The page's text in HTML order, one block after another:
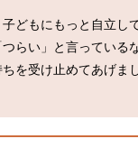
どもにもっと自立し
らい」と言っている
ちを受け止めてあげま